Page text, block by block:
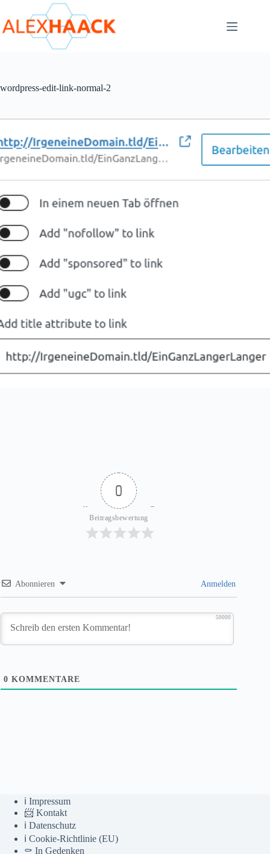
springen
wordpress-edit-link-normal-2
0
Beitragsbewertung
Abonnieren Anmelden
50000
0 KOMMENTARE
ℹ️ Impressum
📨 Kontakt
ℹ️ Datenschutz
ℹ️ Cookie-Richtlinie (EU)
⚰️ In Gedenken